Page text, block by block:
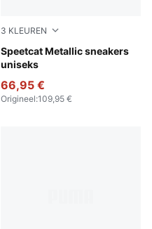
3 KLEUREN
Speetcat Metallic sneakers
uniseks
PUMA Silver-PUMA Black
66,95 €
Origineel:109,95 €